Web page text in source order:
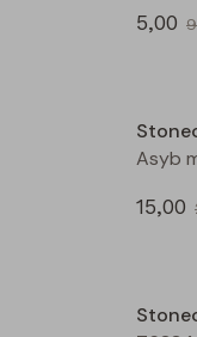
5,00
15,00